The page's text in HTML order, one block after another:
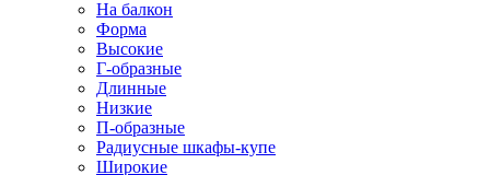
На балкон
Форма
Высокие
Г-образные
Длинные
Низкие
П-образные
Радиусные шкафы-купе
Широкие